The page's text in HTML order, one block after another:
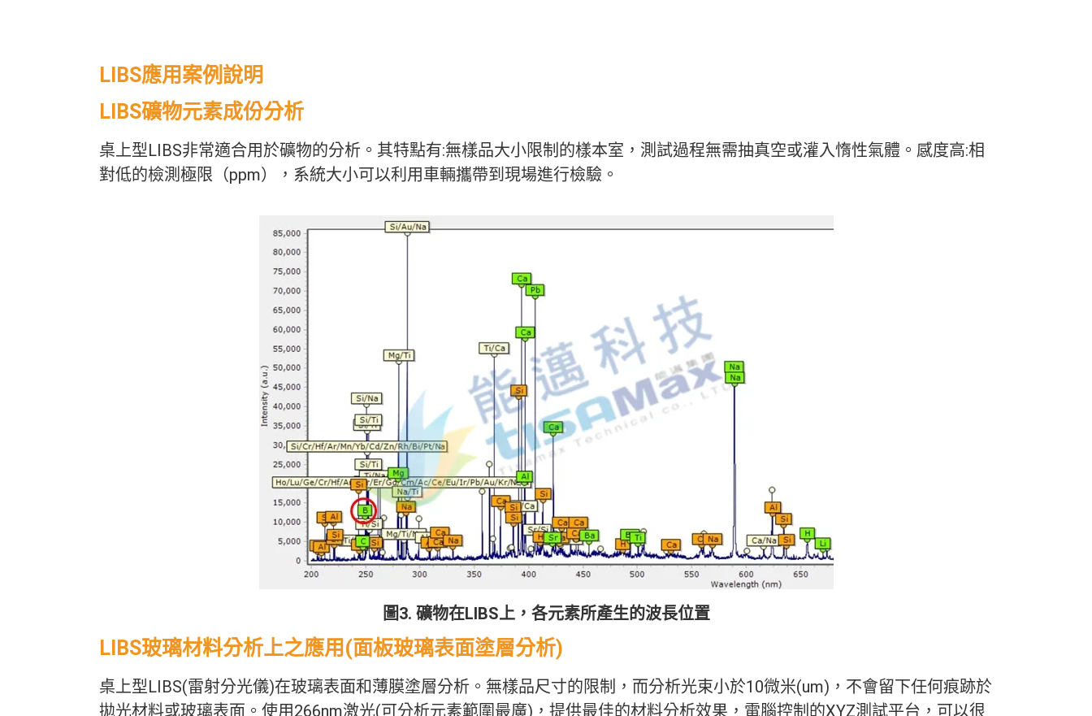
LIBS應用案例說明
LIBS礦物元素成份分析
桌上型LIBS非常適合用於礦物的分析。其特點有:無樣品大小限制的樣本室，測試過程無需抽真空或灌入惰性氣體。感度高:相
對低的檢測極限（ppm），系統大小可以利用車輛攜帶到現場進行檢驗。
圖3. 礦物在LIBS上，各元素所產生的波長位置
LIBS玻璃材料分析上之應用(面板玻璃表面塗層分析)
桌上型LIBS(雷射分光儀)在玻璃表面和薄膜塗層分析。無樣品尺寸的限制，而分析光束小於10微米(um)，不會留下任何痕跡於
拋光材料或玻璃表面。使用266nm激光(可分析元素範圍最廣)，提供最佳的材料分析效果，電腦控制的XYZ測試平台，可以很